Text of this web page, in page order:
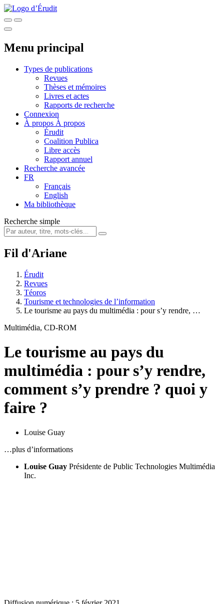
Menu principal
Types de publications
Revues
Thèses et mémoires
Livres et actes
Rapports de recherche
Connexion
À propos À propos
Érudit
Coalition Publica
Libre accès
Rapport annuel
Recherche avancée
FR
Français
English
Ma bibliothèque
Recherche simple
Fil d'Ariane
Érudit
Revues
Téoros
Tourisme et technologies de l’information
Le tourisme au pays du multimédia : pour s’y rendre, …
Multimédia, CD-ROM
Le tourisme au pays du
multimédia : pour s’y rendre,
comment s’y prendre ? quoi y
faire ?
Louise Guay
…plus d’informations
Louise Guay Présidente de Public Technologies Multimédia
Inc.